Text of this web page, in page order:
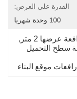
القدرة على العرض:
100 وحدة شهريا
,
5000 كجم حمولة سطح التحميل
موقع البناء